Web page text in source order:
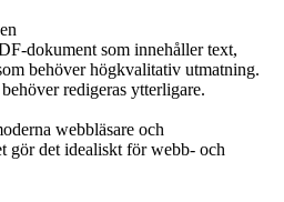
dokument som innehåller text,
behöver högkvalitativ utmatning.
redigeras ytterligare.
webbläsare och
gör det idealiskt för webb- och